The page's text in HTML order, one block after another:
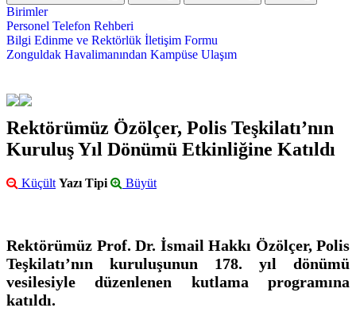
Birimler
Personel Telefon Rehberi
Bilgi Edinme ve Rektörlük İletişim Formu
Zonguldak Havalimanından Kampüse Ulaşım
Rektörümüz Özölçer, Polis Teşkilatı’nın
Kuruluş Yıl Dönümü Etkinliğine Katıldı
Küçült Yazı Tipi Büyüt
Rektörümüz Prof. Dr. İsmail Hakkı Özölçer, Polis
Teşkilatı’nın kuruluşunun 178. yıl dönümü
vesilesiyle düzenlenen kutlama programına
katıldı.